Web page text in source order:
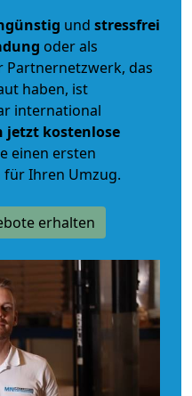
und stressfrei
oder als
Partnernetzwerk, das
haben, ist
international
jetzt kostenlose
einen ersten
für Ihren Umzug.
erhalten